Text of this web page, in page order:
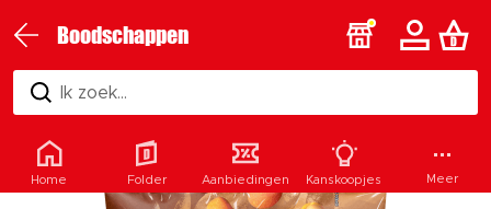
Boodschappen
Ik zoek...
Home Folder Aanbiedingen Kanskoopjes Meer